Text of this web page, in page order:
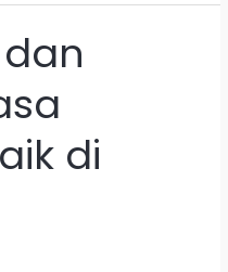
di